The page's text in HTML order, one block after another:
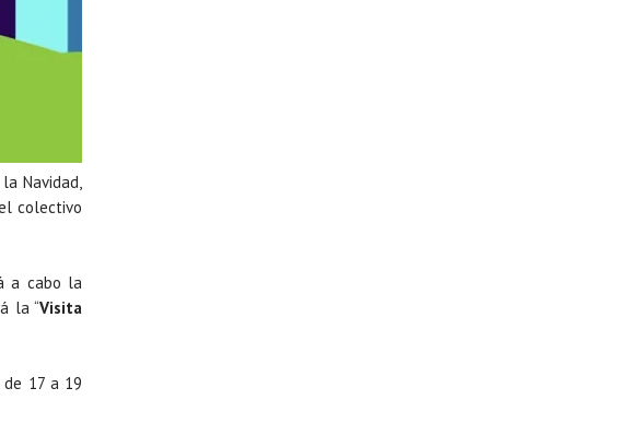
Navidad,
colectivo
a cabo la
la “Visita
de 17 a 19